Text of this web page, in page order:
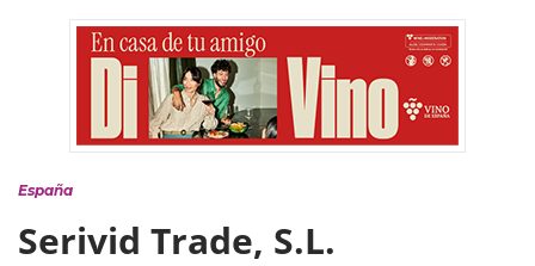
España
Serivid Trade, S.L.